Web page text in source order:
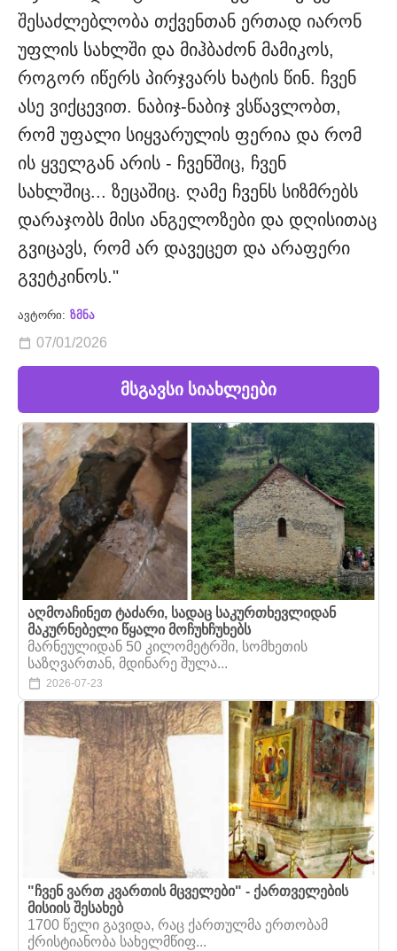
შესაძლებლობა თქვენთან ერთად იარონ
უფლის სახლში და მიჰბაძონ მამიკოს,
როგორ იწერს პირჯვარს ხატის წინ. ჩვენ
ასე ვიქცევით. ნაბიჯ-ნაბიჯ ვსწავლობთ,
რომ უფალი სიყვარულის ფერია და რომ
ის ყველგან არის - ჩვენშიც, ჩვენ
სახლშიც... ზეცაშიც. ღამე ჩვენს სიზმრებს
დარაჯობს მისი ანგელოზები და დღისითაც
გვიცავს, რომ არ დავეცეთ და არაფერი
გვეტკინოს."
ავტორი: ზმნა
07/01/2026
მსგავსი სიახლეები
აღმოაჩინეთ ტაძარი, სადაც საკურთხევლიდან
მაკურნებელი წყალი მოჩუხჩუხებს
მარნეულიდან 50 კილომეტრში, სომხეთის
საზღვართან, მდინარე შულა...
2026-07-23
"ჩვენ ვართ კვართის მცველები" - ქართველების
მისიის შესახებ
1700 წელი გავიდა, რაც ქართულმა ერთობამ
ქრისტიანობა სახელმწიფ...